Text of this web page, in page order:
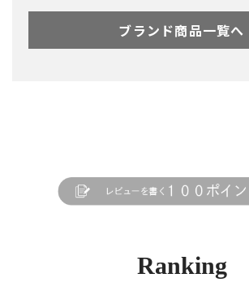
ブランド商品一覧へ
Ranking